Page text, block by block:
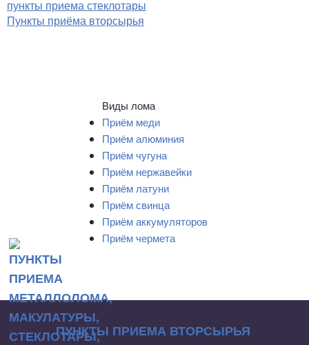
пункты приема стеклотары
Пункты приёма вторсырья
Виды лома
Приём меди
Приём алюминия
Приём чугуна
Приём нержавейки
Приём латуни
Приём свинца
Приём аккумуляторов
Приём чермета
ПУНКТЫ ПРИЕМА ВТОРСЫРЬЯ